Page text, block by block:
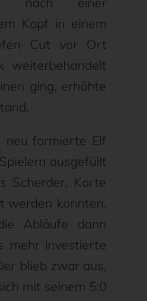
Kopf in einem
Cut vor Ort
weiterbehandelt
ging, erhöhte
neu formierte Elf
ausgefüllt
Scherder, Korte
werden konnten.
Abläufe dann
mehr investierte
blieb zwar aus,
mit seinem 5:0